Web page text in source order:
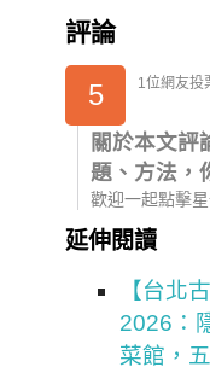
評論
5 1位網友投
關於本文評
題、方法，
歡迎一起點擊
延伸閱讀
【台北
2026：
菜館，